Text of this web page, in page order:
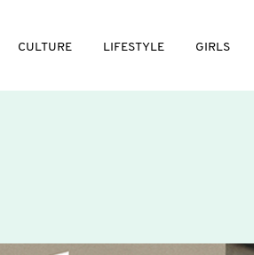
CULTURE LIFESTYLE GIRLS